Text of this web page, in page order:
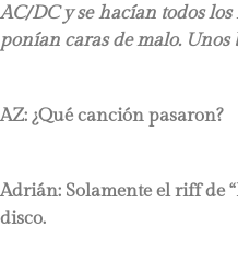
AC/DC y se hacían todos
ponían caras de malo. Unos
AZ: ¿Qué canción pasaron?
Adrián: Solamente el riff de
disco.